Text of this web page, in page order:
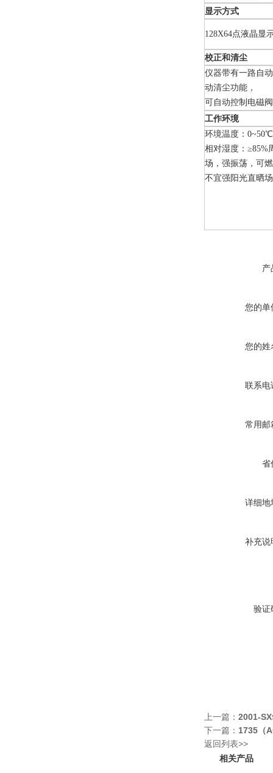
显示方式
128X64点液晶显
校正和清尘
仪器带有一路自
动清尘功能，
可自动控制电磁
工作环境
环境温度：0~50℃
相对湿度：≥85%
场，强振荡，可
不宜强阳光直晒
产
您的单
您的姓
联系电
常用邮
省
详细地
补充说
验证
上一篇： 2001-
下一篇： 1735（
返回列表>>
相关产品